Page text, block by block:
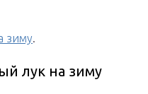
зиму.
лук на зиму